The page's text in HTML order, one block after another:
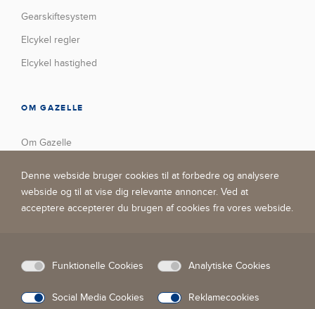
Gearskiftesystem
Elcykel regler
Elcykel hastighed
OM GAZELLE
Om Gazelle
Trofæskab
Nyheder
Virksomhedens sociale ansvar
Denne webside bruger cookies til at forbedre og analysere
webside og til at vise dig relevante annoncer. Ved at
acceptere accepterer du brugen af ​​cookies fra vores webside.
Funktionelle Cookies Analytiske Cookies
Social Media Cookies Reklamecookies